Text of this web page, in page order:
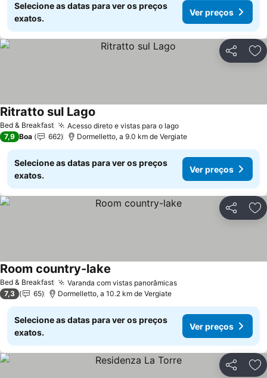
Selecione as datas para ver os preços
exatos.
Ver preços
Partilhar
Bed & Breakfast Acesso direto e vistas para o lagoVer preços
Ritratto sul Lago
7,9 Boa 662 Dormelletto, a 9.0 km de Vergiate
Selecione as datas para ver os preços
exatos.
Ver preços
Partilhar
Bed & Breakfast Varanda com vistas panorâmicasVer preços
Room country-lake
7,3 65 Dormelletto, a 10.2 km de Vergiate
Selecione as datas para ver os preços
exatos.
Ver preços
Partilhar